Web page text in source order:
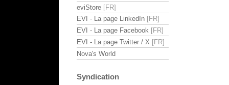
eviStore
EVI - La page LinkedIn
EVI - La page Facebook
EVI - La page Twitter / X
Nova's World
Syndication